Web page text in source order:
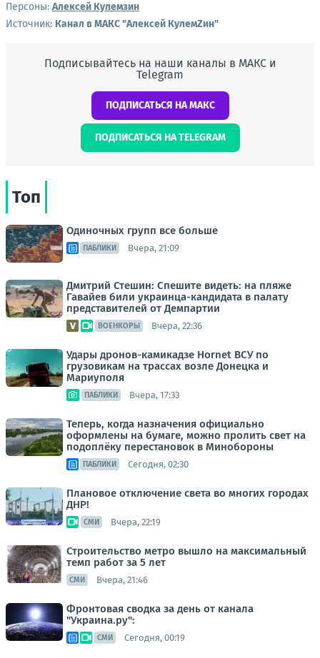
Персоны: Алексей Кулемзин
Источник: Канал в МАКС "Алексей КулемZин"
Подписывайтесь на наши каналы в МАКС и
Telegram
ПОДПИСАТЬСЯ НА МАКС
ПОДПИСАТЬСЯ НА TELEGRAM
Топ
Одиночных групп все больше
ПАБЛИКИ Вчера, 21:09
Дмитрий Стешин: Спешите видеть: на пляже
Гавайев били украинца-кандидата в палату
представителей от Демпартии
ВОЕНКОРЫ Вчера, 22:36
Удары дронов-камикадзе Hornet ВСУ по
грузовикам на трассах возле Донецка и
Мариуполя
ПАБЛИКИ Вчера, 17:33
Теперь, когда назначения официально
оформлены на бумаге, можно пролить свет на
подоплёку перестановок в Минобороны
ПАБЛИКИ Сегодня, 02:30
Плановое отключение света во многих городах
ДНР!
СМИ Вчера, 22:19
Строительство метро вышло на максимальный
темп работ за 5 лет
СМИ Вчера, 21:46
Фронтовая сводка за день от канала
"Украина.ру":
СМИ Сегодня, 00:19